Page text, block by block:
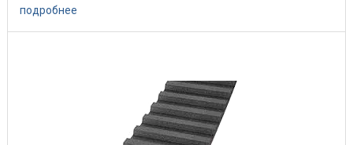
подробнее